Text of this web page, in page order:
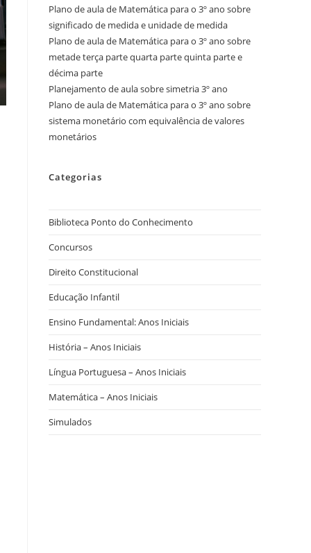
Plano de aula de Matemática para o 3º ano sobre
significado de medida e unidade de medida
Plano de aula de Matemática para o 3º ano sobre
metade terça parte quarta parte quinta parte e
décima parte
Planejamento de aula sobre simetria 3º ano
Plano de aula de Matemática para o 3º ano sobre
sistema monetário com equivalência de valores
monetários
Categorias
Biblioteca Ponto do Conhecimento
Concursos
Direito Constitucional
Educação Infantil
Ensino Fundamental: Anos Iniciais
História – Anos Iniciais
Língua Portuguesa – Anos Iniciais
Matemática – Anos Iniciais
Simulados